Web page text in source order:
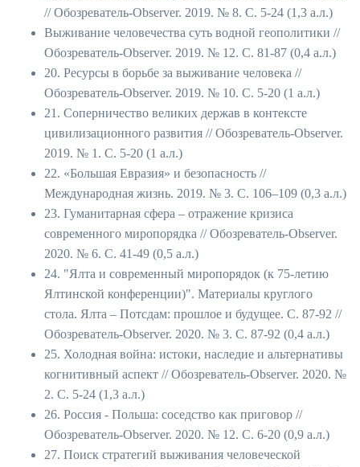
// Обозреватель-Observer. 2019. № 8. С. 5-24 (1,3 а.л.)
Выживание человечества суть водной геополитики //
Обозреватель-Observer. 2019. № 12. С. 81-87 (0,4 а.л.)
20. Ресурсы в борьбе за выживание человека //
Обозреватель-Observer. 2019. № 10. С. 5-20 (1 а.л.)
21. Соперничество великих держав в контексте
цивилизационного развития // Обозреватель-Observer.
2019. № 1. С. 5-20 (1 а.л.)
22. «Большая Евразия» и безопасность //
Международная жизнь. 2019. № 3. С. 106–109 (0,3 а.л.)
23. Гуманитарная сфера – отражение кризиса
современного миропорядка // Обозреватель-Observer.
2020. № 6. С. 41-49 (0,5 а.л.)
24. "Ялта и современный миропорядок (к 75-летию
Ялтинской конференции)". Материалы круглого
стола. Ялта – Потсдам: прошлое и будущее. С. 87-92 //
Обозреватель-Observer. 2020. № 3. С. 87-92 (0,4 а.л.)
25. Холодная война: истоки, наследие и альтернативы
когнитивный аспект // Обозреватель-Observer. 2020. №
2. С. 5-24 (1,3 а.л.)
26. Россия - Польша: соседство как приговор //
Обозреватель-Observer. 2020. № 12. С. 6-20 (0,9 а.л.)
27. Поиск стратегий выживания человеческой